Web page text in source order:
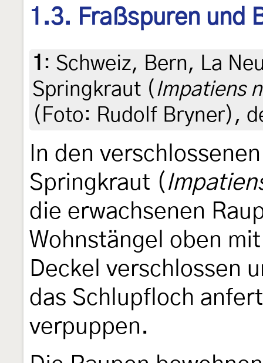
1.3. Fraßspuren und
1 : Schweiz, Bern, La
Springkraut ( Impatiens
(Foto: Rudolf Bryner),
In den
Springkraut (
die erwachsenen
Wohnstängel oben
Deckel verschlossen
das Schlupfloch
verpuppen.